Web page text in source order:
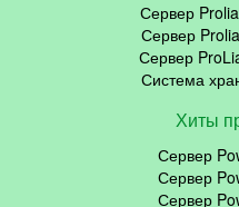
Сервер
Сервер
Сервер
Система
Хиты
Сервер
Сервер
Сервер